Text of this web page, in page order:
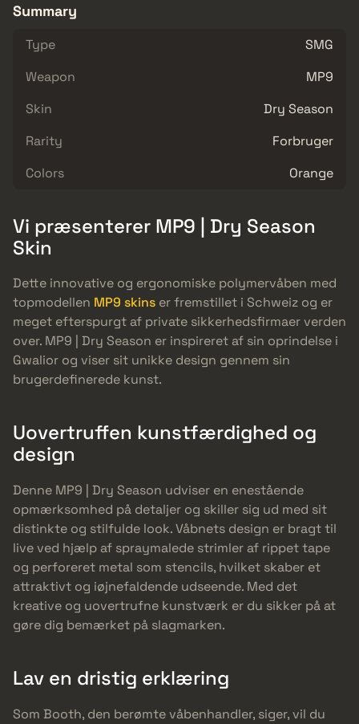
Summary
Type
SMG
Weapon
MP9
Skin
Dry Season
Rarity
Forbruger
Colors
Orange
Vi præsenterer MP9 | Dry Season
Skin
Dette innovative og ergonomiske polymervåben med
topmodellen MP9 skins er fremstillet i Schweiz og er
meget efterspurgt af private sikkerhedsfirmaer verden
over. MP9 | Dry Season er inspireret af sin oprindelse i
Gwalior og viser sit unikke design gennem sin
brugerdefinerede kunst.
Uovertruffen kunstfærdighed og
design
Denne MP9 | Dry Season udviser en enestående
opmærksomhed på detaljer og skiller sig ud med sit
distinkte og stilfulde look. Våbnets design er bragt til
live ved hjælp af spraymalede strimler af rippet tape
og perforeret metal som stencils, hvilket skaber et
attraktivt og iøjnefaldende udseende. Med det
kreative og uovertrufne kunstværk er du sikker på at
gøre dig bemærket på slagmarken.
Lav en dristig erklæring
Som Booth, den berømte våbenhandler, siger, vil du